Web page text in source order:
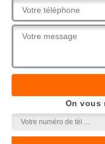
On vous